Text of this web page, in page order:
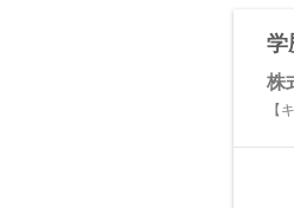
学
株
【